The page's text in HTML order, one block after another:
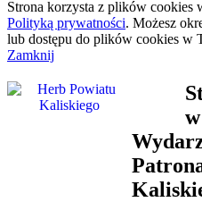
Strona korzysta z plików cookies
Polityką prywatności. Możesz
lub dostępu do plików cookies w
Zamknij